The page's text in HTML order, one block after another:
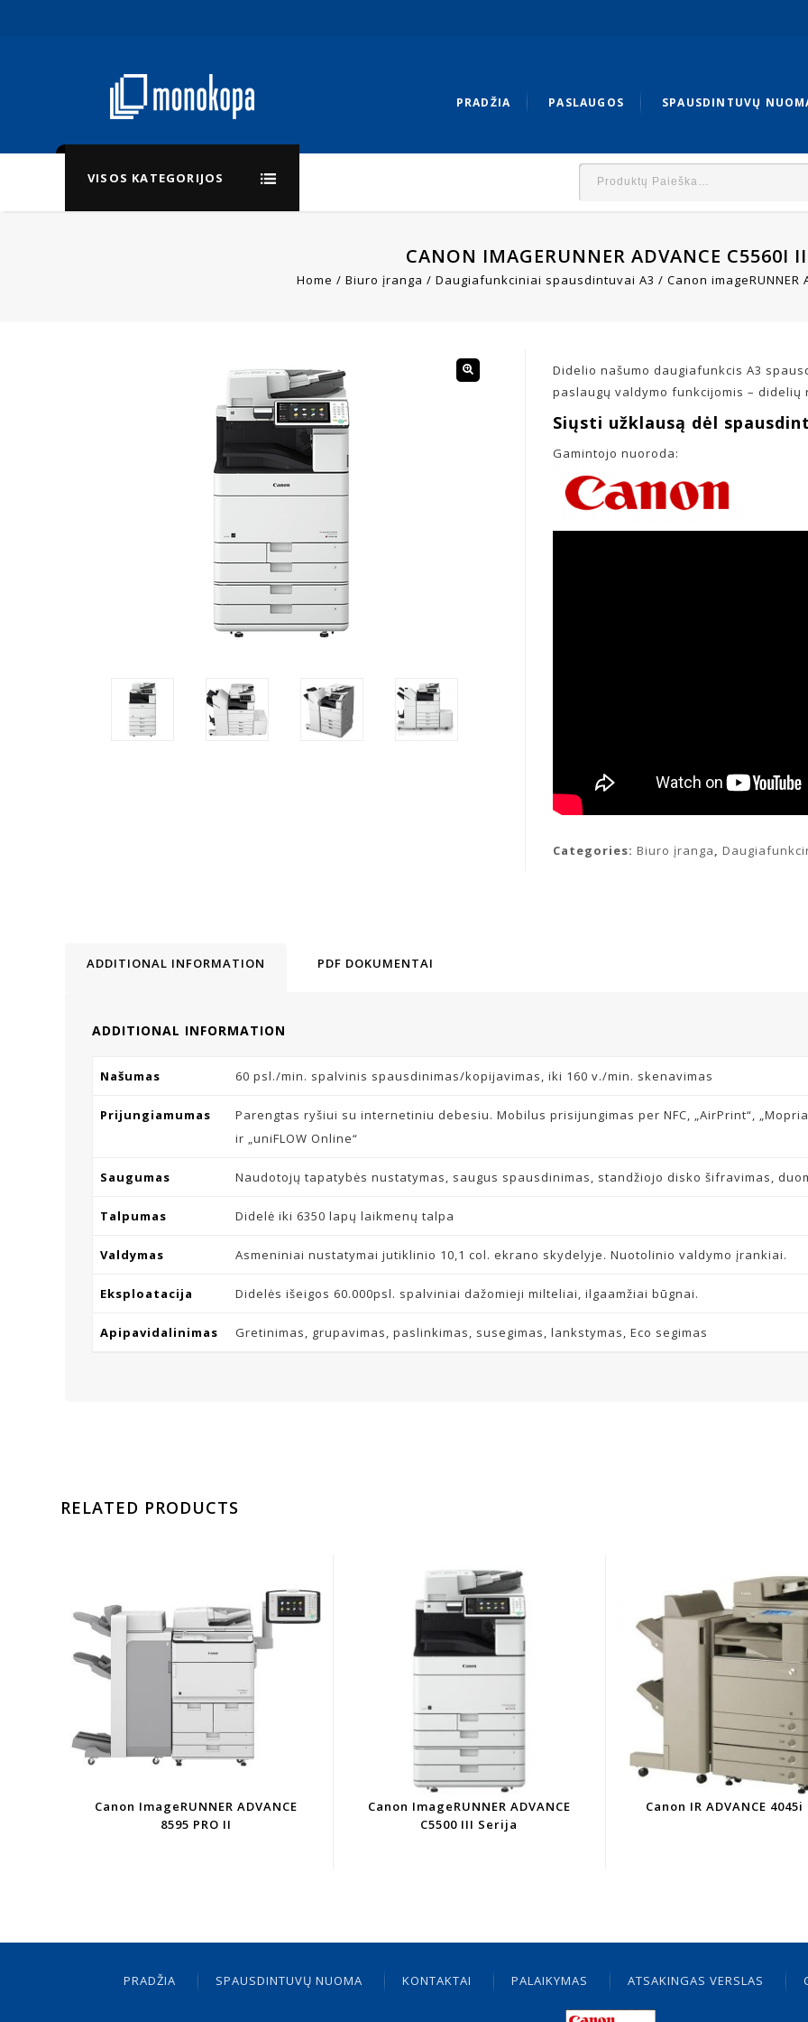
PRADŽIA PASLAUGOS SPAUSDINTUVŲ
VISOS KATEGORIJOS
CANON IMAGERUNNER ADVANCE C5560I II
Home / Biuro įranga / Daugiafunkciniai spausdintuvai A3 / Canon imageRUNNER
Didelio našumo daugiafunkcis A3
paslaugų valdymo funkcijomis – didelių
Siųsti užklausą dėl
Gamintojo nuoroda:
Categories: Biuro įranga,
ADDITIONAL INFORMATION PDF DOKUMENTAI
ADDITIONAL INFORMATION
Našumas 60 psl./min. spalvinis spausdinimas/kopijavimas, iki 160 v./min. skenavimas
Prijungiamumas
Parengtas ryšiui su internetiniu debesiu. Mobilus prisijungimas per NFC, „AirPrint“,
ir „uniFLOW Online“
Saugumas Naudotojų tapatybės nustatymas, saugus spausdinimas, standžiojo disko šifravimas,
Talpumas Didelė iki 6350 lapų laikmenų talpa
Valdymas Asmeniniai nustatymai jutiklinio 10,1 col. ekrano skydelyje. Nuotolinio valdymo įrankiai.
Eksploatacija Didelės išeigos 60.000psl. spalviniai dažomieji milteliai, ilgaamžiai būgnai.
Apipavidalinimas Gretinimas, grupavimas, paslinkimas, susegimas, lankstymas, Eco segimas
RELATED PRODUCTS
Canon ImageRUNNER ADVANCE
8595 PRO II
Canon ImageRUNNER ADVANCE
C5500 III Serija
Canon IR ADVANCE 4045i
PRADŽIA SPAUSDINTUVŲ NUOMA KONTAKTAI PALAIKYMAS ATSAKINGAS VERSLAS